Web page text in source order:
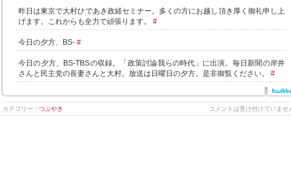
昨日は東京で大村ひであき政経セミナー。多くの方にお越し頂き厚く御礼申し上
げます。これからも全力で頑張ります。 #
今日の夕方、BS- #
今日の夕方、BS-TBSの収録。「政策討論我らの時代」に出演。毎日新聞の岸井
さんと民主党の長妻さんと大村。放送は日曜日の夕方。是非御覧ください。 #
カテゴリー : つぶやき コメントは受け付けていませ